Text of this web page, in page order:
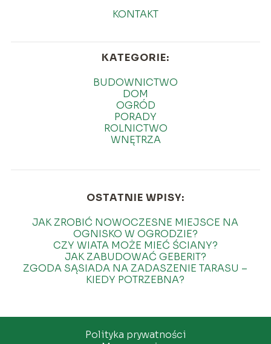
KONTAKT
KATEGORIE:
BUDOWNICTWO
DOM
OGRÓD
PORADY
ROLNICTWO
WNĘTRZA
OSTATNIE WPISY:
JAK ZROBIĆ NOWOCZESNE MIEJSCE NA
OGNISKO W OGRODZIE?
CZY WIATA MOŻE MIEĆ ŚCIANY?
JAK ZABUDOWAĆ GEBERIT?
ZGODA SĄSIADA NA ZADASZENIE TARASU –
KIEDY POTRZEBNA?
Polityka prywatności